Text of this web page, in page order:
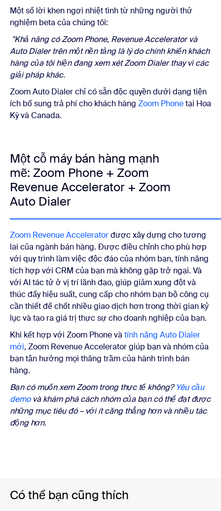
Một số lời khen ngợi nhiệt tình từ những người thử
nghiệm beta của chúng tôi:
"Khả năng có Zoom Phone, Revenue Accelerator và
Auto Dialer trên một nền tảng là lý do chính khiến khách
hàng của tôi hiện đang xem xét Zoom Dialer thay vì các
giải pháp khác.
Zoom Auto Dialer chỉ có sẵn độc quyền dưới dạng tiện
ích bổ sung trả phí cho khách hàng Zoom Phonetại Hoa
Kỳ và Canada.
Một cỗ máy bán hàng mạnh
mẽ: Zoom Phone + Zoom
Revenue Accelerator + Zoom
Auto Dialer
Zoom Revenue Acceleratorđược xây dựng cho tương
lai của ngành bán hàng. Được điều chỉnh cho phù hợp
với quy trình làm việc độc đáo của nhóm bạn, tính năng
tích hợp với CRM của bạn mà không gặp trở ngại. Và
với AI tác tử ở vị trí lãnh đạo, giúp giảm xung đột và
thúc đẩy hiệu suất, cung cấp cho nhóm bạn bộ công cụ
cần thiết để chốt nhiều giao dịch hơn trong thời gian kỷ
lục và tạo ra giá trị thực sự cho doanh nghiệp của bạn.
Khi kết hợp với Zoom Phone và tính năng Auto Dialer
mới, Zoom Revenue Accelerator giúp bạn và nhóm của
bạn tận hưởng mọi thăng trầm của hành trình bán
hàng.
Bạn có muốn xem Zoom trong thực tế không? Yêu cầu
demovà khám phá cách nhóm của bạn có thể đạt được
những mục tiêu đó – với ít căng thẳng hơn và nhiều tác
động hơn.
Có thể bạn cũng thích